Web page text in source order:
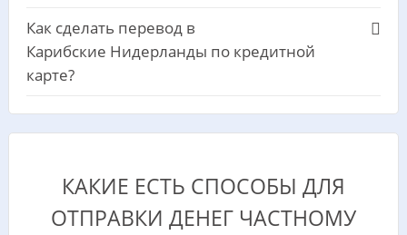
Как сделать перевод в
Карибские Нидерланды по кредитной
карте?
КАКИЕ ЕСТЬ СПОСОБЫ ДЛЯ
ОТПРАВКИ ДЕНЕГ ЧАСТНОМУ